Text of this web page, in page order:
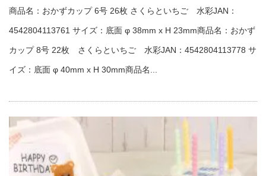
商品名：おかずカップ 6号 26枚 さくらといちご 水彩JAN：
4542804113761 サイズ：底面 φ 38mm x H 23mm商品名：おかず
カップ 8号 22枚 さくらといちご 水彩JAN：4542804113778 サ
イズ：底面 φ 40mm x H 30mm商品名...